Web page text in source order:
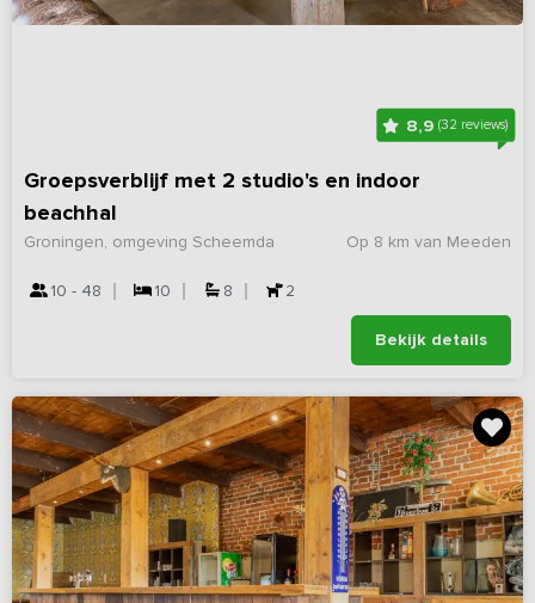
8,9 (32 reviews)
Groepsverblijf met 2 studio's en indoor
beachhal
Op 8 km van Meeden
Groningen, omgeving Scheemda
10 - 48 10 8 2
Bekijk details